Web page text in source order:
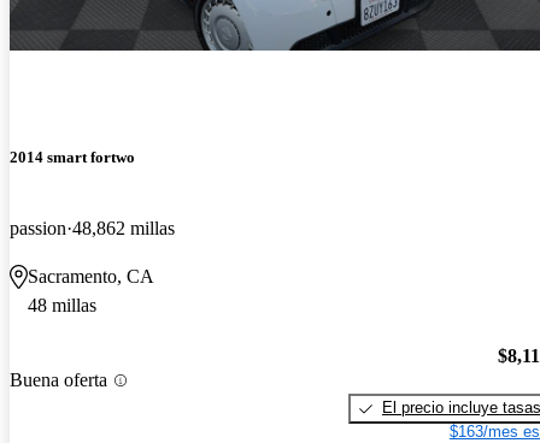
2014 smart fortwo
passion 48,862 millas
Sacramento, CA
48 millas
Buena oferta
El precio incluye tasas
$163/mes